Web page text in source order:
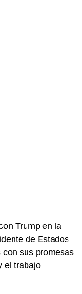
Trump en la
de Estados
con sus promesas
el trabajo